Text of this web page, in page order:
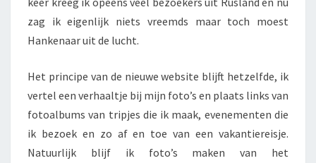
zag ik eigenlijk niets vreemds maar toch moest
Hankenaar uit de lucht.
Het principe van de nieuwe website blijft hetzelfde, ik
vertel een verhaaltje bij mijn foto’s en plaats links van
fotoalbums van tripjes die ik maak, evenementen die
ik bezoek en zo af en toe van een vakantiereisje.
Natuurlijk blijf ik foto’s maken van het